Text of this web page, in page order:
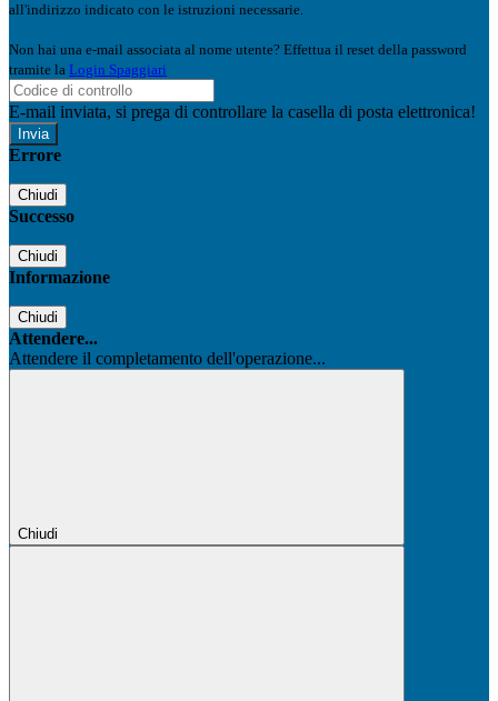
all'indirizzo indicato con le istruzioni necessarie.
Non hai una e-mail associata al nome utente? Effettua il reset della password
tramite la Login Spaggiari
E-mail inviata, si prega di controllare la casella di posta elettronica!
Errore
Chiudi
Successo
Chiudi
Informazione
Chiudi
Attendere...
Attendere il completamento dell'operazione...
Chiudi